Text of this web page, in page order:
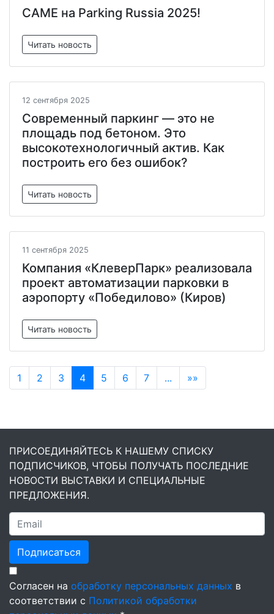
CAME на Parking Russia 2025!
Читать новость
12 сентября 2025
Современный паркинг — это не
площадь под бетоном. Это
высокотехнологичный актив. Как
построить его без ошибок?
Читать новость
11 сентября 2025
Компания «КлеверПарк» реализовала
проект автоматизации парковки в
аэропорту «Победилово» (Киров)
Читать новость
1 2 3 4 5 6 7 ... »»
ПРИСОЕДИНЯЙТЕСЬ К НАШЕМУ СПИСКУ
ПОДПИСЧИКОВ, ЧТОБЫ ПОЛУЧАТЬ ПОСЛЕДНИЕ
НОВОСТИ ВЫСТАВКИ И СПЕЦИАЛЬНЫЕ
ПРЕДЛОЖЕНИЯ.
Подписаться
Согласен на обработку персональных данных в
соответствии с Политикой обработки